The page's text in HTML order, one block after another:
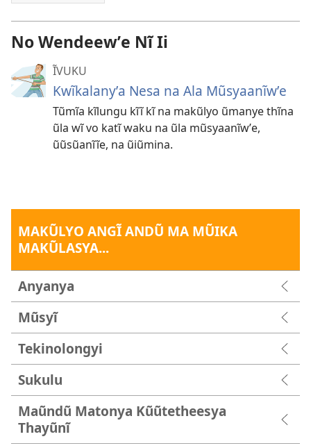
No Wendeewʼe Nĩ Ii
ĨVUKU
Kwĩkalanyʼa Nesa na Ala Mũsyaanĩwʼe
Tũmĩa kĩlungu kĩĩ kĩ na makũlyo ũmanye thĩna
ũla wĩ vo katĩ waku na ũla mũsyaanĩwʼe,
ũũsũanĩĩe, na ũiũmina.
MAKŨLYO ANGĨ ANDŨ MA MŨIKA
MAKŨLASYA...
Anyanya
Mũsyĩ
Tekinolongyi
Sukulu
Maũndũ Matonya Kũũtetheesya
Thayũnĩ